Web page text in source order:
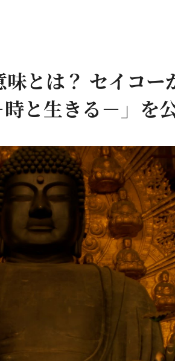
とは？ セイコー
と生きる－」を